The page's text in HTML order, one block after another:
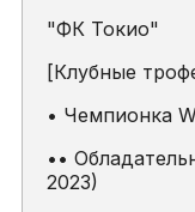
"ФК Токио"
[Клубные
• Чемпионка
••
2023)